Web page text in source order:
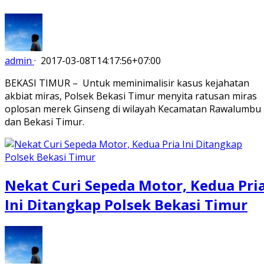
admin · 2017-03-08T14:17:56+07:00
BEKASI TIMUR – Untuk meminimalisir kasus kejahatan
akbiat miras, Polsek Bekasi Timur menyita ratusan miras
oplosan merek Ginseng di wilayah Kecamatan Rawalumbu
dan Bekasi Timur.
Nekat Curi Sepeda Motor, Kedua
Ini Ditangkap Polsek Bekasi Timur